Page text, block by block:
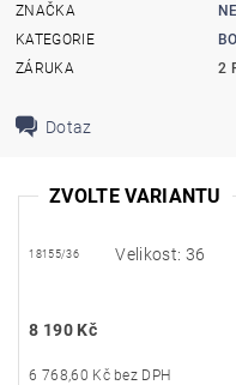
ZNAČKA
KATEGORIE
ZÁRUKA
2
Dotaz
ZVOLTE VARIANTU
18155/36 Velikost: 36
8 190 Kč
6 768,60 Kč bez DPH